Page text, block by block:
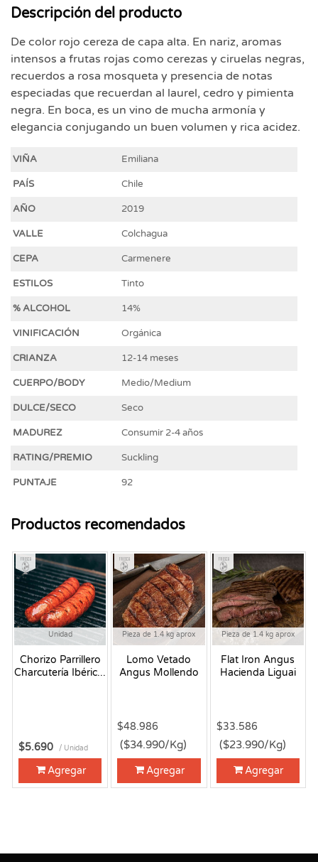
Descripción del producto
De color rojo cereza de capa alta. En nariz, aromas
intensos a frutas rojas como cerezas y ciruelas negras,
recuerdos a rosa mosqueta y presencia de notas
especiadas que recuerdan al laurel, cedro y pimienta
negra. En boca, es un vino de mucha armonía y
elegancia conjugando un buen volumen y rica acidez.
VIÑA Emiliana
PAÍS Chile
AÑO 2019
VALLE Colchagua
CEPA Carmenere
ESTILOS Tinto
% ALCOHOL 14%
VINIFICACIÓN Orgánica
CRIANZA 12-14 meses
CUERPO/BODY Medio/Medium
DULCE/SECO Seco
MADUREZ Consumir 2-4 años
RATING/PREMIO Suckling
PUNTAJE 92
Productos recomendados
Unidad
Chorizo Parrillero
Charcutería Ibéric...
Fresco
$5.690 / Unidad
Agregar
Pieza de 1.4 kg aprox
Lomo Vetado
Angus Mollendo
Fresco
$48.986
($34.990/Kg)
Agregar
Pieza de 1.4 kg aprox
Flat Iron Angus
Hacienda Liguai
Fresco
$33.586
($23.990/Kg)
Agregar